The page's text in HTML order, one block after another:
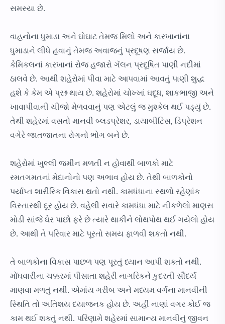
સમસ્યા છે.
વાહનોના ધુમાડા અને ઘોઘાટ તેમજ મિલો અને કારખાનાંના
ધુમાડાને લીધે હવાનું તેમજ અવાજનું પ્રદૂષણ સર્જાય છે.
કેમિકલનાં કારખાનાં રોજ હજારો ગૅલન પ્રદૂષિત પાણી નદીમાં
ઠાલવે છે. આથી શહેરોમાં પીવા માટે આપવામાં આવતું પાણી શુદ્ધ
હશે કે કેમ એ પ્રશ્ન થાય છે. શહેરોમાં ચોખ્ખાં ઘદૂધ, શાકભાજી અને
ખાવાપીવાની ચીજો મેળવવાનું પણ એટલું જ મુશ્કેલ થઈ પડ્યું છે.
તેથી શહેરમાં વસતો માનવી બ્લડપ્રેશર, ડાયાબીટિસ, ડિપ્રેશન
વગેરે જાતજાતના રોગનો ભોગ બને છે.
શહેરોમાં ખુલ્લી જમીન મળતી ન હોવાથી બાળકો માટે
રમતગમતનાં મેદાનોનો પણ અભાવ હોય છે. તેથી બાળકોનો
પર્યાપ્ત શારીરિક વિકાસ થતો નથી. કામધંધાના સ્થળો રહેણાંક
વિસ્તારથી દૂર હોય છે. વહેલી સવારે કામધંધા માટે નીકળેલો માણસ
મોડી સાંજે ઘેર પાછો ફરે છે ત્યારે થાકીને લોથપોથ થઈ ગયેલો હોય
છે. આથી તે પરિવાર માટે પૂરતો સમય ફાળવી શકતો નથી.
તે બાળકોના વિકાસ પાછળ પણ પૂરતું ધ્યાન આપી શક્તો નથી.
મોંઘવારીના ચક્કરમાં પીસાતા શહેરી નાગરિકને કુદરતી સૌંદર્ય
માણવા મળતું નથી. એમાંય ગરીબ અને મધ્યમ વર્ગના માનવીની
સ્થિતિ તો અતિશય દયાજનક હોય છે. અહીં નાણાં વગર કોઈ જ
કામ થઈ શકતું નથી. પરિણામે શહેરમાં સામાન્ય માનવીનું જીવન